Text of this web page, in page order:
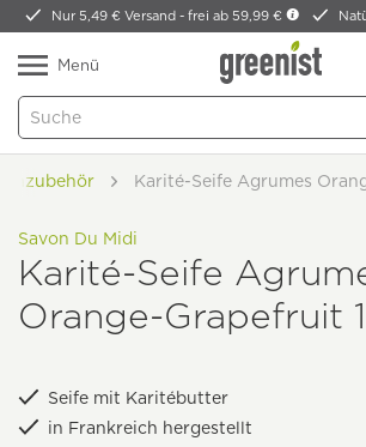
Nur 5,49 € Versand -frei ab 59,99 €
Menü
Karité-Seife Agrumes
Savon Du Midi
Karité-Seife
Orange-Grapefruit
Seife mit Karitébutter
in Frankreich hergestellt